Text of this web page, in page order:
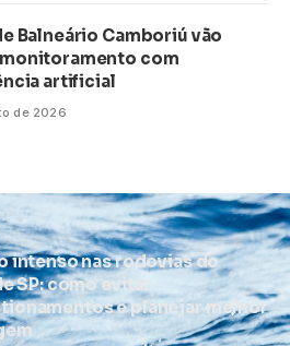
Balneário Camboriú vão
com
artificial
de 2026
intenso nas rodovias do
SP: como evitar
e planejar melhor